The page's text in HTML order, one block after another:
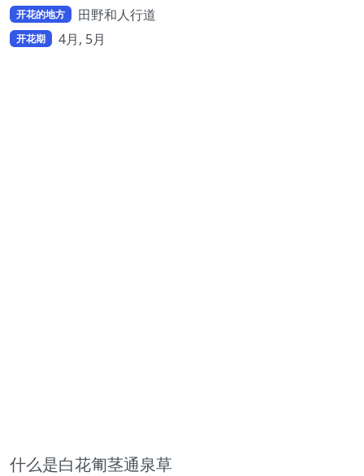
开花的地方 田野和人行道
开花期 4月, 5月
什么是白花匍茎通泉草